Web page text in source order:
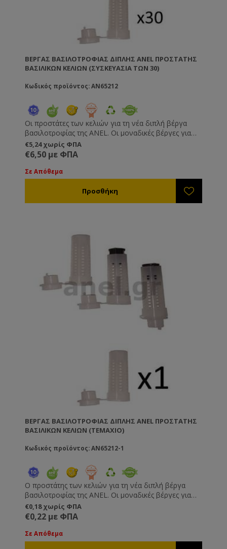
ΒΈΡΓΑΣ ΒΑΣΙΛΟΤΡΟΦΊΑΣ ΔΙΠΛΉΣ ANEL ΠΡΟΣΤΆΤΗΣ
ΒΑΣΙΛΙΚΏΝ ΚΕΛΙΏΝ (ΣΥΣΚΕΥΑΣΊΑ ΤΩΝ 30)
Κωδικός προϊόντος: AN65212
Οι προστάτες των κελιών για τη νέα διπλή βέργα
βασιλοτροφίας της ANEL. Οι μοναδικές βέργες για
βασιλοτροφία και βασιλικό πολτό με επιλογή
αριθμού κελιών - 13 κελιά για βασιλοτροφία, 20
κελιά για βασιλικό πολτό. Με ευκολόχρηστα κελιά
και προστάτες κελιών με πορτάκι ώστε να είναι
κατάλληλοι και για μεταφορά/εισαγωγή βασίλισσας.
€5,24 χωρίς ΦΠΑ
€6,50 με ΦΠΑ
Σε Απόθεμα
ΒΈΡΓΑΣ ΒΑΣΙΛΟΤΡΟΦΊΑΣ ΔΙΠΛΉΣ ANEL ΠΡΟΣΤΆΤΗΣ
ΒΑΣΙΛΙΚΏΝ ΚΕΛΙΏΝ (ΤΕΜΑΧΙΟ)
Κωδικός προϊόντος: AN65212-1
Ο προστάτης των κελιών για τη νέα διπλή βέργα
βασιλοτροφίας της ANEL. Οι μοναδικές βέργες για
βασιλοτροφία και βασιλικό πολτό με επιλογή
αριθμού κελιών - 13 κελιά για βασιλοτροφία, 20
κελιά για βασιλικό πολτό. Με ευκολόχρηστα κελιά
και προστάτες κελιών με πορτάκι ώστε να είναι
κατάλληλοι και για μεταφορά/εισαγωγή βασίλισσας.
€0,18 χωρίς ΦΠΑ
€0,22 με ΦΠΑ
Σε Απόθεμα